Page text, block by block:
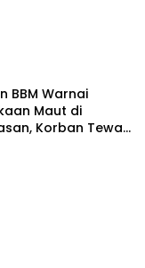
BBM Warnai
Maut di
Korban Tewas